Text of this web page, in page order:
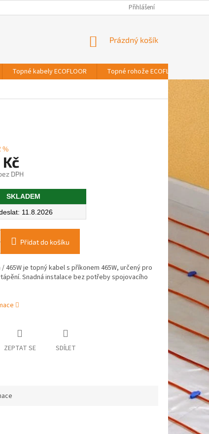
ÚDAJŮ Přihlášení
NÁKUPNÍ
Prázdný košík
Topné kabely ECOFLOOR Topné rohože ECOFLOOR
%
DPH
SKLADEM
11.8.2026
Přidat do košíku
/ 465W je topný kabel s příkonem 465W, určený pro
Snadná instalace bez potřeby spojovacího
ZEPTAT SE SDÍLET